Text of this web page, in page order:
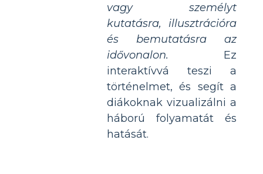
vagy személyt
kutatásra, illusztrációra
és bemutatásra az
idővonalon. Ez
interaktívvá teszi a
történelmet, és segít a
diákoknak vizualizálni a
háború folyamatát és
hatását.